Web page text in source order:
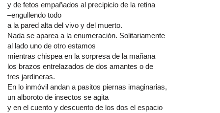
y de fetos empañados al precipicio de la retina
–engullendo todo
a la pared alta del vivo y del muerto.
Nada se aparea a la enumeración. Solitariamente
al lado uno de otro estamos
mientras chispea en la sorpresa de la mañana
los brazos entrelazados de dos amantes o de
tres jardineras.
En lo inmóvil andan a pasitos piernas imaginarias,
un alboroto de insectos se agita
y en el cuento y descuento de los dos el espacio